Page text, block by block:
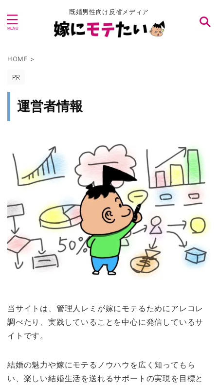
既婚男性向け反省メディア
HOME >
運営者情報
当サイトは、管理人レミが嫁にモテるためにアレコレ
調べたり、実践していることを中心に発信しているサ
イトです。
結婚の魅力や嫁にモテるノウハウを広く知ってもら
い、楽しい結婚生活を送れるサポートの実現を目標と